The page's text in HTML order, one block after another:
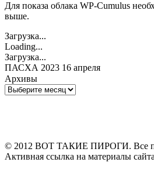
Для показа облака WP-Cumulus
выше.
Загрузка...
Loading...
Загрузка...
ПАСХА 2023 16 апреля
Архивы
Архивы
© 2012 ВОТ ТАКИЕ ПИРОГИ. Все
Активная ссылка на материалы